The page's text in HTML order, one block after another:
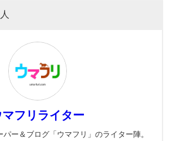
マフリライター
ー＆ブログ「ウマフリ」のライター陣。